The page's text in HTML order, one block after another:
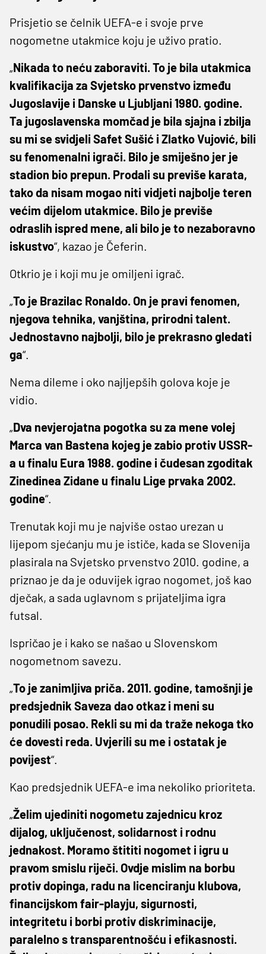
Prisjetio se čelnik UEFA-e i svoje prve
nogometne utakmice koju je uživo pratio.
„Nikada to neću zaboraviti. To je bila utakmica
kvalifikacija za Svjetsko prvenstvo između
Jugoslavije i Danske u Ljubljani 1980. godine.
Ta jugoslavenska momčad je bila sjajna i zbilja
su mi se svidjeli Safet Sušić i Zlatko Vujović, bili
su fenomenalni igrači. Bilo je smiješno jer je
stadion bio prepun. Prodali su previše karata,
tako da nisam mogao niti vidjeti najbolje teren
većim dijelom utakmice. Bilo je previše
odraslih ispred mene, ali bilo je to nezaboravno
iskustvo“, kazao je Čeferin.
Otkrio je i koji mu je omiljeni igrač.
„To je Brazilac Ronaldo. On je pravi fenomen,
njegova tehnika, vanjština, prirodni talent.
Jednostavno najbolji, bilo je prekrasno gledati
ga“.
Nema dileme i oko najljepših golova koje je
vidio.
„Dva nevjerojatna pogotka su za mene volej
Marca van Bastena kojeg je zabio protiv USSR-
a u finalu Eura 1988. godine i čudesan zgoditak
Zinedinea Zidane u finalu Lige prvaka 2002.
godine“.
Trenutak koji mu je najviše ostao urezan u
lijepom sjećanju mu je ističe, kada se Slovenija
plasirala na Svjetsko prvenstvo 2010. godine, a
priznao je da je oduvijek igrao nogomet, još kao
dječak, a sada uglavnom s prijateljima igra
futsal.
Ispričao je i kako se našao u Slovenskom
nogometnom savezu.
„To je zanimljiva priča. 2011. godine, tamošnji je
predsjednik Saveza dao otkaz i meni su
ponudili posao. Rekli su mi da traže nekoga tko
će dovesti reda. Uvjerili su me i ostatak je
povijest“.
Kao predsjednik UEFA-e ima nekoliko prioriteta.
„Želim ujediniti nogometu zajednicu kroz
dijalog, uključenost, solidarnost i rodnu
jednakost. Moramo štititi nogomet i igru u
pravom smislu riječi. Ovdje mislim na borbu
protiv dopinga, radu na licenciranju klubova,
financijskom fair-playju, sigurnosti,
integritetu i borbi protiv diskriminacije,
paralelno s transparentnošću i efikasnosti.